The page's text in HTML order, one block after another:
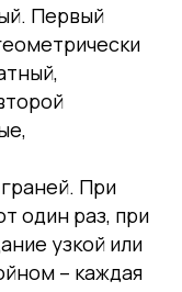
Первый
При
один раз, при
узкой или
– каждая